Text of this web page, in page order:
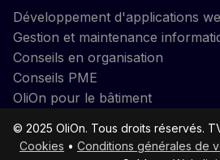
Développement d'applications
Gestion et maintenance
Conseils en organisation
Conseils PME
OliOn pour le bâtiment
© 2025 OliOn. Tous droits réservés.
Cookies • Conditions générales de